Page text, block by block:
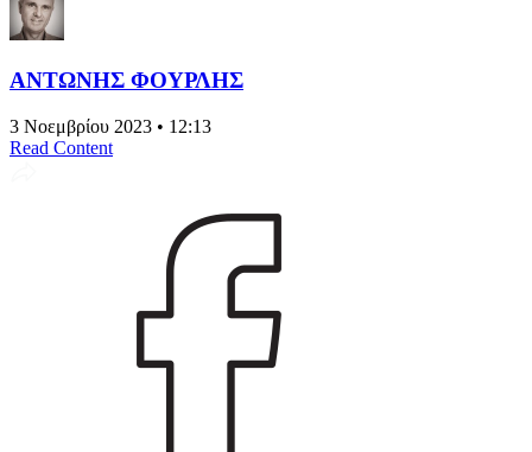
ΑΝΤΩΝΗΣ ΦΟΥΡΛΗΣ
3 Νοεμβρίου 2023 • 12:13
Read Content